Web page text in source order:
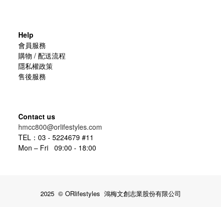
Help
會員服務
購物 / 配送流程
隱私權政策
售後服務
Contact us
hmcc800@orlifestyles.com
TEL：03 - 5224679 #11
Mon – Fri 09:00 - 18:00
2025 © ORlifestyles 鴻梅文創志業股份有限公司